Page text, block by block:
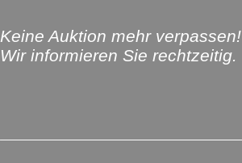
Keine Auktion mehr verpassen!
Wir informieren Sie rechtzeitig.